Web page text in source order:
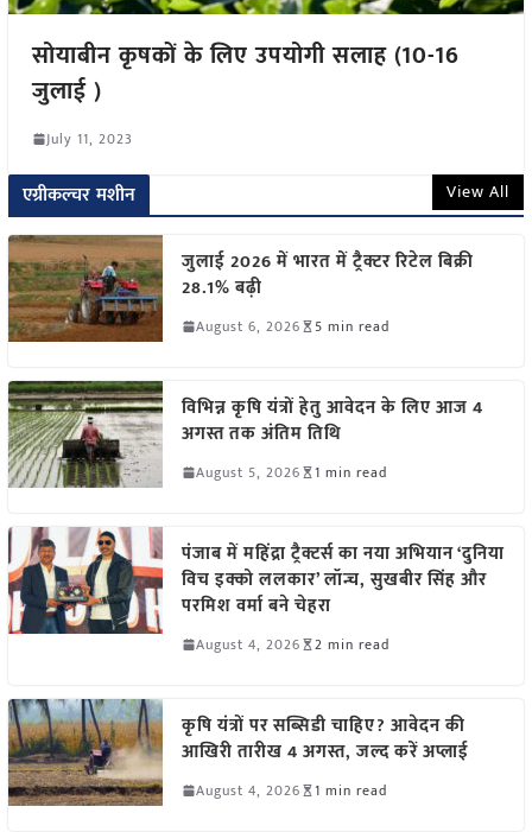
सोयाबीन कृषकों के लिए उपयोगी सलाह (10-16
जुलाई )
July 11, 2023
एग्रीकल्चर मशीन View All
जुलाई 2026 में भारत में ट्रैक्टर रिटेल बिक्री
28.1% बढ़ी
August 6, 2026 5 min read
विभिन्न कृषि यंत्रों हेतु आवेदन के लिए आज 4
अगस्त तक अंतिम तिथि
August 5, 2026 1 min read
पंजाब में महिंद्रा ट्रैक्टर्स का नया अभियान ‘दुनिया
विच इक्को ललकार’ लॉन्च, सुखबीर सिंह और
परमिश वर्मा बने चेहरा
August 4, 2026 2 min read
कृषि यंत्रों पर सब्सिडी चाहिए? आवेदन की
आखिरी तारीख 4 अगस्त, जल्द करें अप्लाई
August 4, 2026 1 min read